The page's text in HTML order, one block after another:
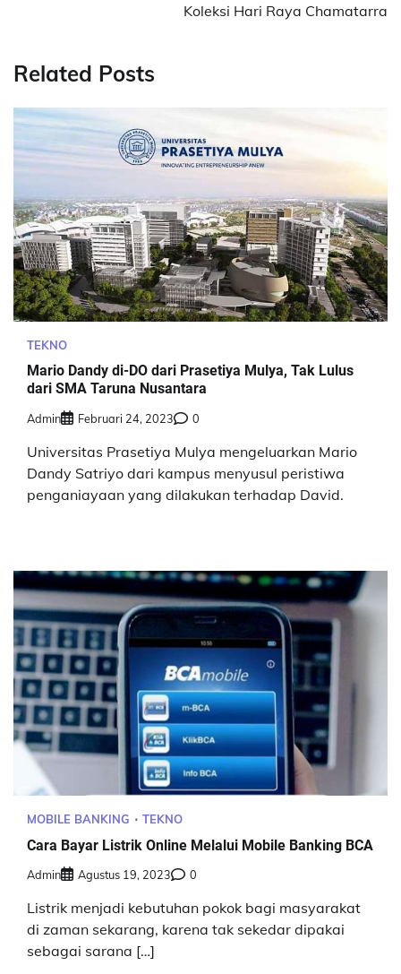
Koleksi Hari Raya Chamatarra
Related Posts
TEKNO
Mario Dandy di-DO dari Prasetiya Mulya, Tak Lulus
dari SMA Taruna Nusantara
Admin Februari 24, 2023 0
Universitas Prasetiya Mulya mengeluarkan Mario
Dandy Satriyo dari kampus menyusul peristiwa
penganiayaan yang dilakukan terhadap David.
MOBILE BANKING TEKNO
Cara Bayar Listrik Online Melalui Mobile Banking BCA
Admin Agustus 19, 2023 0
Listrik menjadi kebutuhan pokok bagi masyarakat
di zaman sekarang, karena tak sekedar dipakai
sebagai sarana […]